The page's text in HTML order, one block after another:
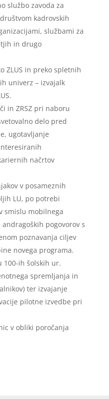
službo zavoda za
kadrovskih
službami za
in drugo
ZLUS in preko spletnih
univerz – izvajalk
in ZRSZ pri naboru
delo pred
ugotavljanje
načrtov
v posameznih
LU, po potrebi
smislu mobilnega
pogovorov s
poznavanja ciljev
novega programa.
100-ih šolskih ur.
spremljanja in
ter izvajanje
pilotne izvedbe pri
v obliki poročanja